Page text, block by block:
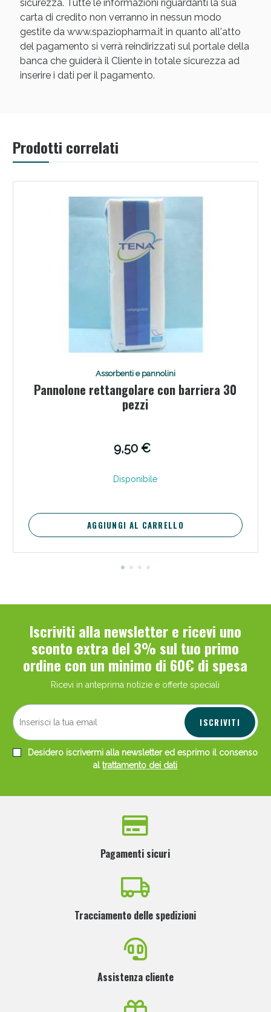
sicurezza. Tutte le informazioni riguardanti la sua
carta di credito non verranno in nessun modo
gestite da www.spaziopharma.it in quanto all'atto
del pagamento si verrà reindirizzati sul portale della
banca che guiderà il Cliente in totale sicurezza ad
inserire i dati per il pagamento.
Prodotti correlati
Assorbenti e pannolini
Pannolone rettangolare con barriera 30
pezzi
9,50 €
Disponibile
AGGIUNGI AL CARRELLO
Iscriviti alla newsletter e ricevi uno
sconto extra del 3% sul tuo primo
ordine con un minimo di 60€ di spesa
Ricevi in anteprima notizie e offerte speciali
ISCRIVITI
Desidero iscrivermi alla newsletter ed esprimo il consenso
altrattamento dei dati
Pagamenti sicuri
Tracciamento delle spedizioni
Assistenza cliente